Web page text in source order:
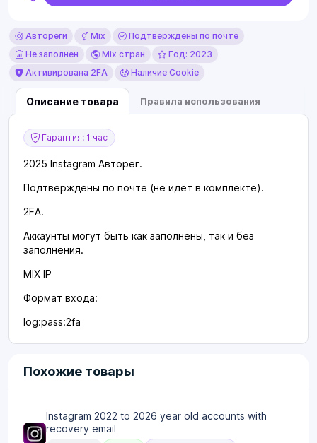
Автореги Mix
Подтверждены по почте
Не заполнен
Mix стран
Год: 2023
Активирована 2FA
Наличие Cookie
Описание товара Правила использования
Гарантия: 1 час
2025 Instagram Авторег.
Подтверждены по почте (не идёт в комплекте).
2FA.
Аккаунты могут быть как заполнены, так и без
заполнения.
MIX IP
Формат входа:
log:pass:2fa
Похожие товары
Instagram 2022 to 2026 year old accounts with
recovery email